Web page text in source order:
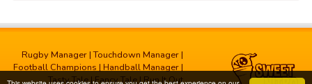
Rugby Manager |Touchdown Manager |
Football Champions | Handball Manager |
Tasty Tale|Fancy Tale|Run It Out